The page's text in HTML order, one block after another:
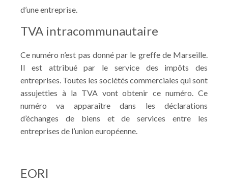
d’une entreprise.
TVA intracommunautaire
Ce numéro n’est pas donné par le greffe de Marseille.
Il est attribué par le service des impôts des
entreprises. Toutes les sociétés commerciales qui sont
assujetties à la TVA vont obtenir ce numéro. Ce
numéro va apparaître dans les déclarations
d’échanges de biens et de services entre les
entreprises de l’union européenne.
EORI